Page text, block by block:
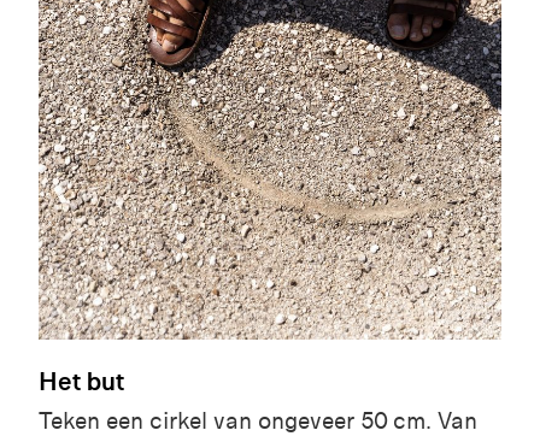
Het but
Teken een cirkel van ongeveer 50 cm. Van